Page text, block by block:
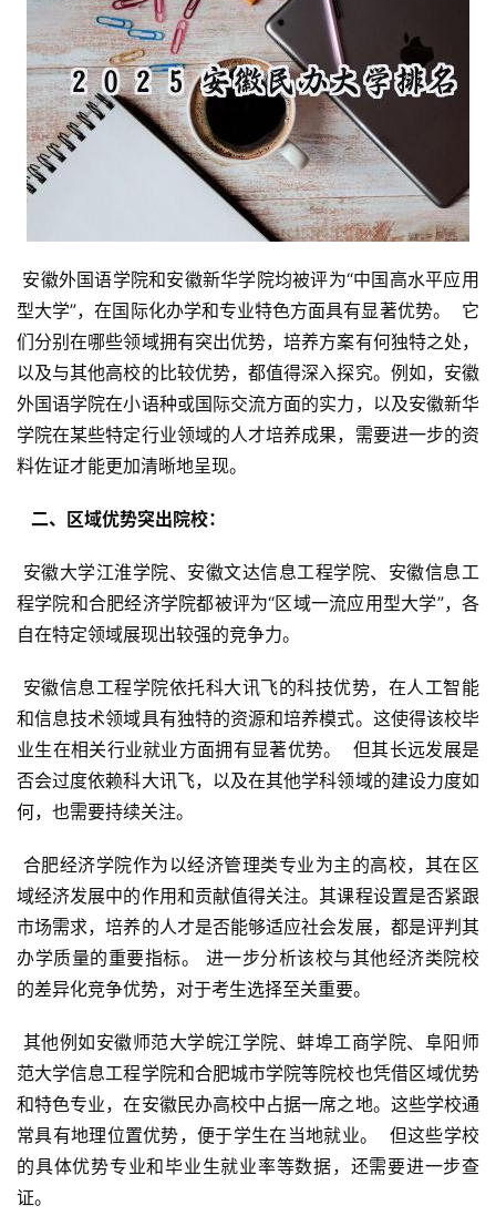
型大学”，在国际化办学和专业特色方面具有显著优势。  它
们分别在哪些领域拥有突出优势，培养方案有何独特之处，
以及与其他高校的比较优势，都值得深入探究。例如，安徽
外国语学院在小语种或国际交流方面的实力，以及安徽新华
学院在某些特定行业领域的人才培养成果，需要进一步的资
料佐证才能更加清晰地呈现。
  二、区域优势突出院校：
程学院和合肥经济学院都被评为“区域一流应用型大学”，各
自在特定领域展现出较强的竞争力。
和信息技术领域具有独特的资源和培养模式。这使得该校毕
业生在相关行业就业方面拥有显著优势。  但其长远发展是
否会过度依赖科大讯飞，以及在其他学科领域的建设力度如
何，也需要持续关注。
域经济发展中的作用和贡献值得关注。其课程设置是否紧跟
市场需求，培养的人才是否能够适应社会发展，都是评判其
办学质量的重要指标。 进一步分析该校与其他经济类院校
的差异化竞争优势，对于考生选择至关重要。
范大学信息工程学院和合肥城市学院等院校也凭借区域优势
和特色专业，在安徽民办高校中占据一席之地。这些学校通
常具有地理位置优势，便于学生在当地就业。  但这些学校
的具体优势专业和毕业生就业率等数据，还需要进一步查
证。